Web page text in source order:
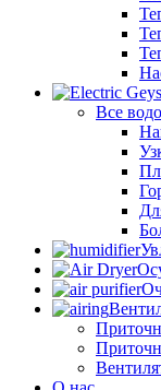
Все